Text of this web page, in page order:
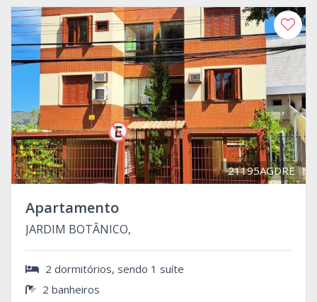
21195AGDRE
Apartamento
JARDIM BOTÂNICO,
2 dormitórios, sendo 1 suíte
2 banheiros